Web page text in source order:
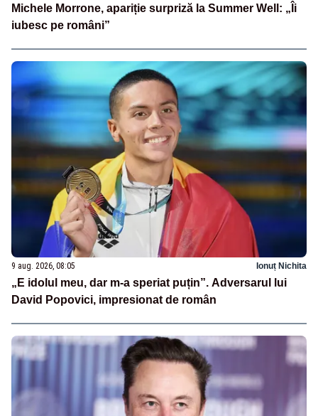
Michele Morrone, apariție surpriză la Summer Well: „Îi
iubesc pe români”
9 aug. 2026, 08:05 Ionuț Nichita
„E idolul meu, dar m-a speriat puțin”. Adversarul lui
David Popovici, impresionat de român